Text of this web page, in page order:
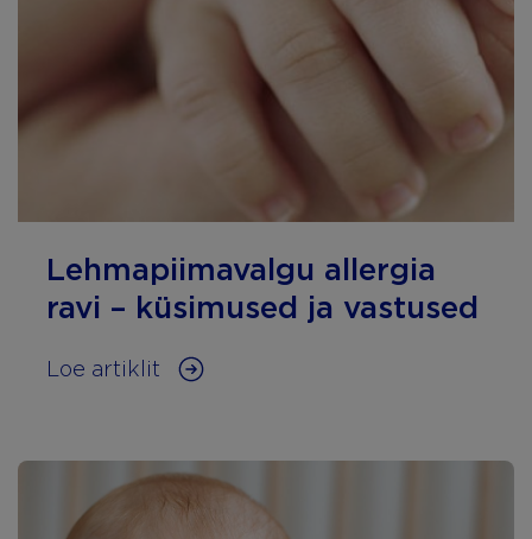
Lehmapiimavalgu allergia
ravi – küsimused ja vastused
Loe artiklit